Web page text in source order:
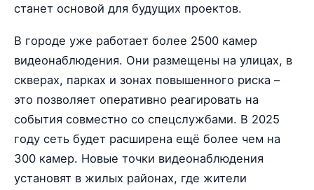
станет основой для будущих проектов.
В городе уже работает более 2500 камер
видеонаблюдения. Они размещены на улицах, в
скверах, парках и зонах повышенного риска –
это позволяет оперативно реагировать на
события совместно со спецслужбами. В 2025
году сеть будет расширена ещё более чем на
300 камер. Новые точки видеонаблюдения
установят в жилых районах, где жители